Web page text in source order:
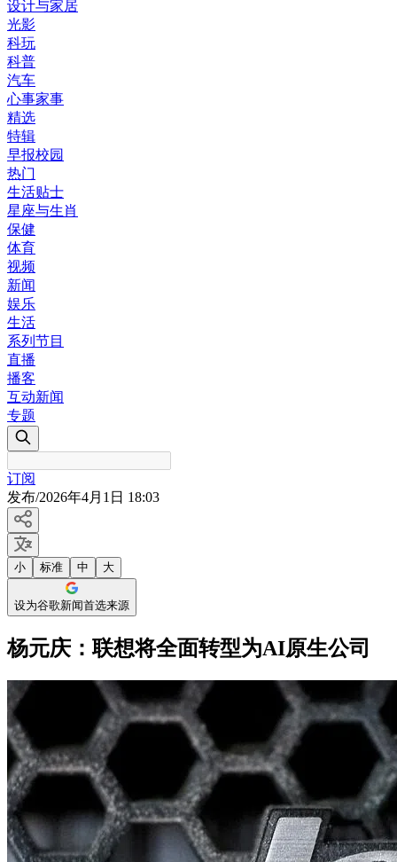
设计与家居
光影
科玩
科普
汽车
心事家事
精选
特辑
早报校园
热门
生活贴士
星座与生肖
保健
体育
视频
新闻
娱乐
生活
系列节目
直播
播客
互动新闻
专题
订阅
发布/2026年4月1日 18:03
小 标准 中 大
设为谷歌新闻首选来源
杨元庆：联想将全面转型为AI原生公司